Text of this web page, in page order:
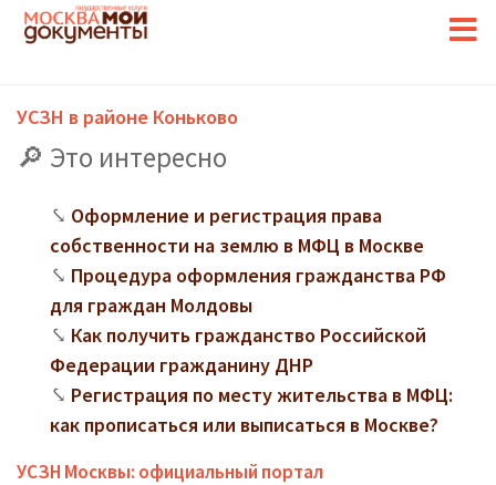
УСЗН в районе Коньково
Это интересно
Оформление и регистрация права
собственности на землю в МФЦ в Москве
Процедура оформления гражданства РФ
для граждан Молдовы
Как получить гражданство Российской
Федерации гражданину ДНР
Регистрация по месту жительства в МФЦ:
как прописаться или выписаться в Москве?
УСЗН Москвы: официальный портал